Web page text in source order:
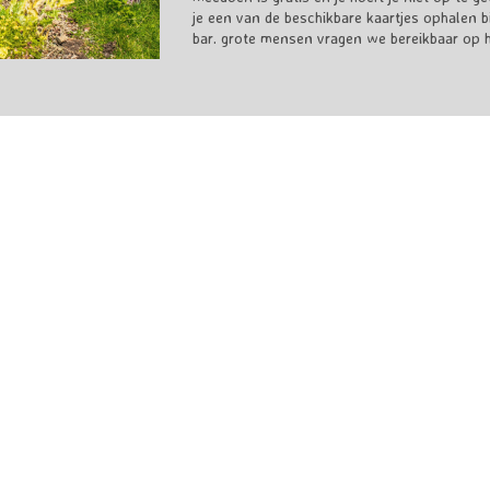
je een van de beschikbare kaartjes ophalen
bar. grote mensen vragen we bereikbaar op